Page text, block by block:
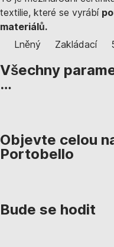
textilie, které se vyrábí
materiálů.
Lněný
Zakládací
Všechny
…
Objevte celou
Portobello
Bude se hodit